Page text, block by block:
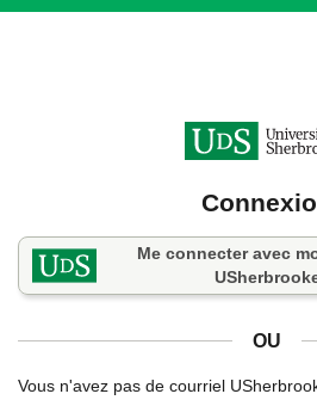
Me connecter avec
OU
Vous n'avez pas de courriel